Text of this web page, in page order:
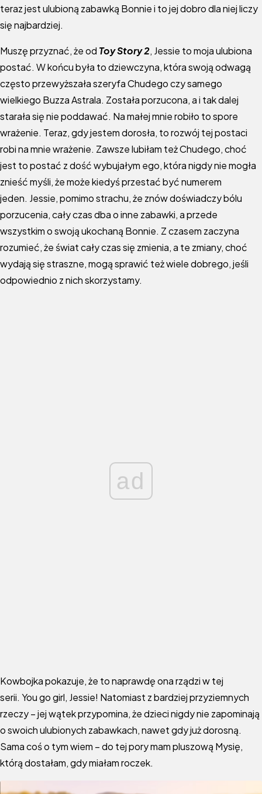
teraz jest ulubioną zabawką Bonnie i to jej dobro dla niej liczy
się najbardziej.
Muszę przyznać, że od Toy Story 2, Jessie to moja ulubiona
postać. W końcu była to dziewczyna, która swoją odwagą
często przewyższała szeryfa Chudego czy samego
wielkiego Buzza Astrala. Została porzucona, a i tak dalej
starała się nie poddawać. Na małej mnie robiło to spore
wrażenie. Teraz, gdy jestem dorosła, to rozwój tej postaci
robi na mnie wrażenie. Zawsze lubiłam też Chudego, choć
jest to postać z dość wybujałym ego, która nigdy nie mogła
znieść myśli, że może kiedyś przestać być numerem
jeden. Jessie, pomimo strachu, że znów doświadczy bólu
porzucenia, cały czas dba o inne zabawki, a przede
wszystkim o swoją ukochaną Bonnie. Z czasem zaczyna
rozumieć, że świat cały czas się zmienia, a te zmiany, choć
wydają się straszne, mogą sprawić też wiele dobrego, jeśli
odpowiednio z nich skorzystamy.
ad
Kowbojka pokazuje, że to naprawdę ona rządzi w tej
serii. You go girl, Jessie! Natomiast z bardziej przyziemnych
rzeczy – jej wątek przypomina, że dzieci nigdy nie zapominają
o swoich ulubionych zabawkach, nawet gdy już dorosną.
Sama coś o tym wiem – do tej pory mam pluszową Mysię,
którą dostałam, gdy miałam roczek.